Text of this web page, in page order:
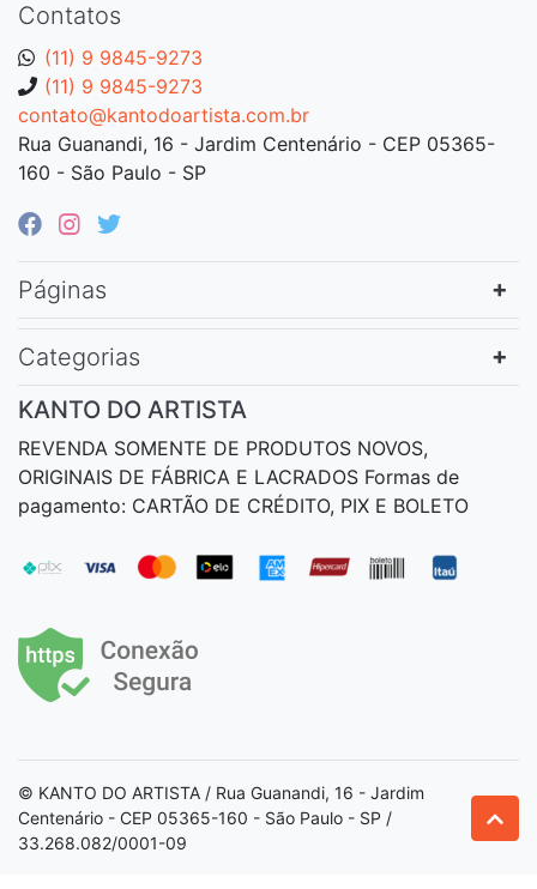
Contatos
(11) 9 9845-9273
(11) 9 9845-9273
contato@kantodoartista.com.br
Rua Guanandi, 16 - Jardim Centenário - CEP 05365-
160 - São Paulo - SP
Páginas
Categorias
KANTO DO ARTISTA
REVENDA SOMENTE DE PRODUTOS NOVOS,
ORIGINAIS DE FÁBRICA E LACRADOS Formas de
pagamento: CARTÃO DE CRÉDITO, PIX E BOLETO
© KANTO DO ARTISTA / Rua Guanandi, 16 - Jardim
Centenário - CEP 05365-160 - São Paulo - SP /
33.268.082/0001-09